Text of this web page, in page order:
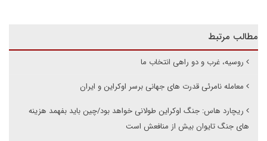
مطالب مرتبط
روسیه، غرب و دو راهی انتخاب ما
معامله نامرئی قدرت های جهانی برسر اوکراین و ایران
ریچارد هاس: جنگ اوکراین طولانی خواهد بود/چین باید بفهمد هزینه
های جنگ تایوان بیش از منافعش است